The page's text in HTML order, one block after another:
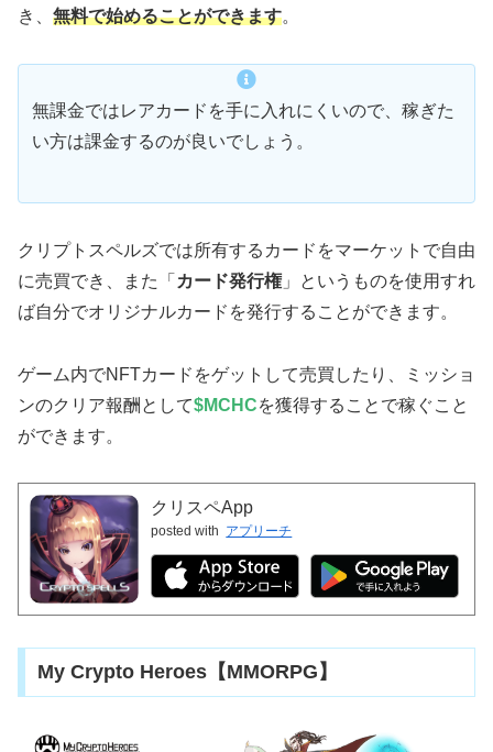
き、 無料で始めることができます。
無課金ではレアカードを手に入れにくいので、稼ぎた
い方は課金するのが良いでしょう。
クリプトスペルズでは所有するカードをマーケットで自由
に売買でき、また「 カード発行権」というものを使用すれ
ば自分でオリジナルカードを発行することができます。
ゲーム内でNFTカードをゲットして売買したり、ミッショ
ンのクリア報酬として$MCHCを獲得することで稼ぐこと
ができます。
クリスペApp
posted with アプリーチ
My Crypto Heroes【MMORPG】